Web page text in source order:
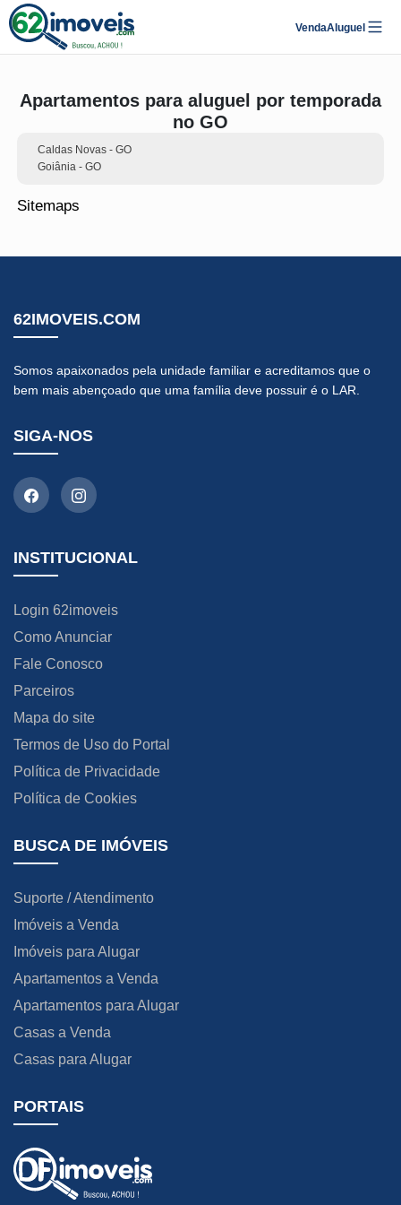
VendaAluguel
Apartamentos para aluguel por temporada
no GO
Caldas Novas - GO
Goiânia - GO
Sitemaps
62IMOVEIS.COM
Somos apaixonados pela unidade familiar e acreditamos que o
bem mais abençoado que uma família deve possuir é o LAR.
SIGA-NOS
INSTITUCIONAL
Login 62imoveis
Como Anunciar
Fale Conosco
Parceiros
Mapa do site
Termos de Uso do Portal
Política de Privacidade
Política de Cookies
BUSCA DE IMÓVEIS
Suporte / Atendimento
Imóveis a Venda
Imóveis para Alugar
Apartamentos a Venda
Apartamentos para Alugar
Casas a Venda
Casas para Alugar
PORTAIS